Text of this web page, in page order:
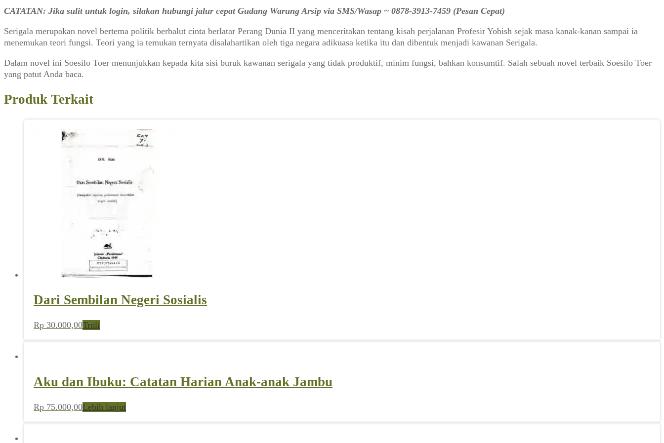
CATATAN: Jika sulit untuk login, silakan hubungi jalur cepat Gudang Warung Arsip via SMS/Wasap ~ 0878-3913-7459 (Pesan Cepat)
Serigala merupakan novel bertema politik berbalut cinta berlatar Perang Dunia II yang menceritakan tentang kisah perjalanan Profesir Yobish sejak masa kanak-kanan sampai ia
menemukan teori fungsi. Teori yang ia temukan ternyata disalahartikan oleh tiga negara adikuasa ketika itu dan dibentuk menjadi kawanan Serigala.
Dalam novel ini Soesilo Toer menunjukkan kepada kita sisi buruk kawanan serigala yang tidak produktif, minim fungsi, bahkan konsumtif. Salah sebuah novel terbaik Soesilo Toer
yang patut Anda baca.
Produk Terkait
Dari Sembilan Negeri Sosialis
Rp 30.000,00Troli
Aku dan Ibuku: Catatan Harian Anak-anak Jambu
Rp 75.000,00Lebih lanjut